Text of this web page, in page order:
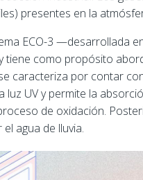
) presentes en la
ECO-3 —desarrollada
tiene como propósito
caracteriza por contar
luz UV y permite la
de oxidación.
agua de lluvia.